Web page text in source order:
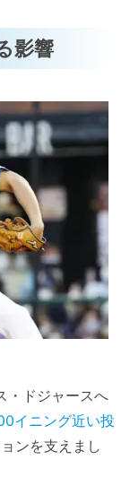
影響
・ドジャースへ
イニング近い投
ンを支えまし